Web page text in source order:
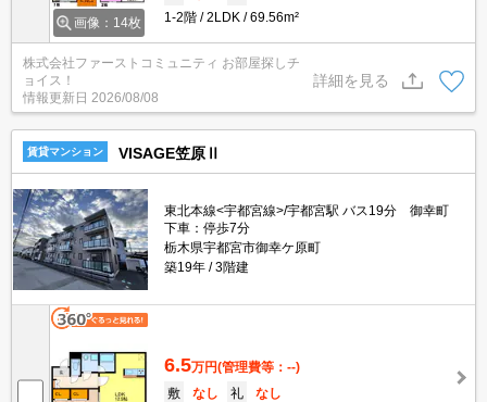
画像：14枚 1-2階 2LDK 69.56m²
株式会社ファーストコミュニティ お部屋探しチ
ョイス！
情報更新日 2026/08/08
詳細を見る
賃貸マンション VISAGE笠原Ⅱ
東北本線<宇都宮線>/宇都宮駅 バス19分 御幸町
下車：停歩7分
栃木県宇都宮市御幸ケ原町
築19年
3階建
6.5万円(管理費等：--)
敷
なし 礼
なし